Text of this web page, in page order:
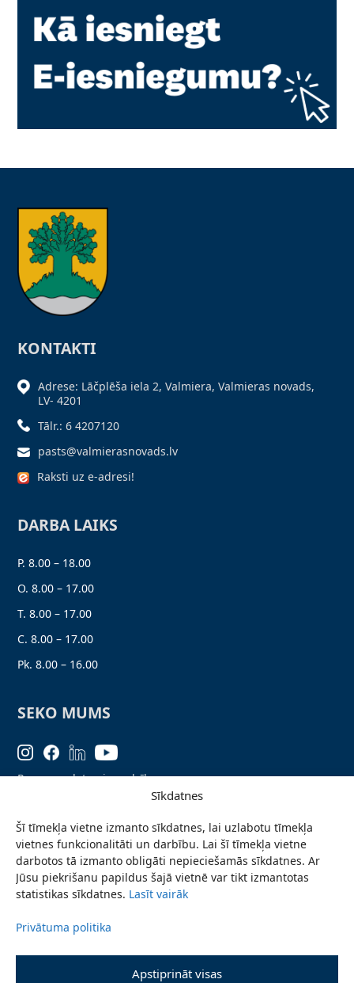
Sīkdatnes
Šī tīmekļa vietne izmanto sīkdatnes, lai uzlabotu tīmekļa
vietnes funkcionalitāti un darbību. Lai šī tīmekļa vietne
darbotos tā izmanto obligāti nepieciešamās sīkdatnes. Ar
Jūsu piekrišanu papildus šajā vietnē var tikt izmantotas
statistikas sīkdatnes. Lasīt vairāk
Privātuma politika
Apstiprināt visas
KONTAKTI
Adrese: Lāčplēša iela 2, Valmiera, Valmieras novads,
LV- 4201
Tālr.: 6 4207120
pasts@valmierasnovads.lv
Raksti uz e-adresi!
DARBA LAIKS
P. 8.00 – 18.00
O. 8.00 – 17.00
T. 8.00 – 17.00
C. 8.00 – 17.00
Pk. 8.00 – 16.00
SEKO MUMS
Personas datu aizsardzība
Ziņo par problēmu
Pieteikties jaunumiem
Piekļūstamības paziņojums
© 2026 Valmieras novada pašvaldība